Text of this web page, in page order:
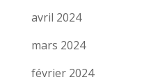
avril 2024
mars 2024
février 2024